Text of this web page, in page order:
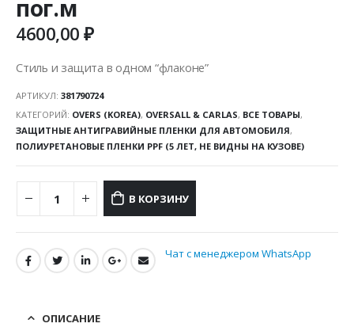
пог.м
4600,00₽
Стиль и защита в одном “флаконе”
АРТИКУЛ: 381790724
КАТЕГОРИЙ: OVERS (KOREA), OVERSALL & CARLAS, ВСЕ ТОВАРЫ,
ЗАЩИТНЫЕ АНТИГРАВИЙНЫЕ ПЛЕНКИ ДЛЯ АВТОМОБИЛЯ,
ПОЛИУРЕТАНОВЫЕ ПЛЕНКИ PPF (5 ЛЕТ, НЕ ВИДНЫ НА КУЗОВЕ)
В КОРЗИНУ
Чат с менеджером WhatsApp
ОПИСАНИЕ